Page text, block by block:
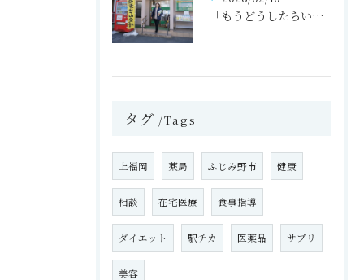
「もうどうしたらいいの…！」
タグ Tags
上福岡 薬局 ふじみ野市 健康
相談 在宅医療 食事指導
ダイエット 駅チカ 医薬品 サプリ
美容